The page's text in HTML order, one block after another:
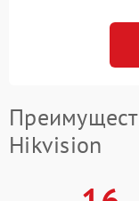
Hikvision